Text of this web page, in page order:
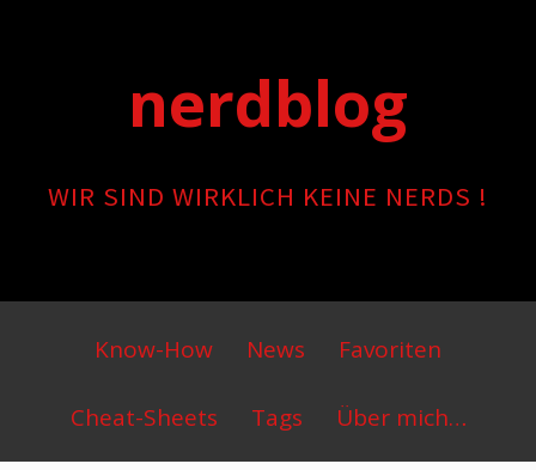
nerdblog
WIR SIND WIRKLICH KEINE NERDS !
Primary
Menu
Know-How News Favoriten
Cheat-Sheets Tags Über mich…